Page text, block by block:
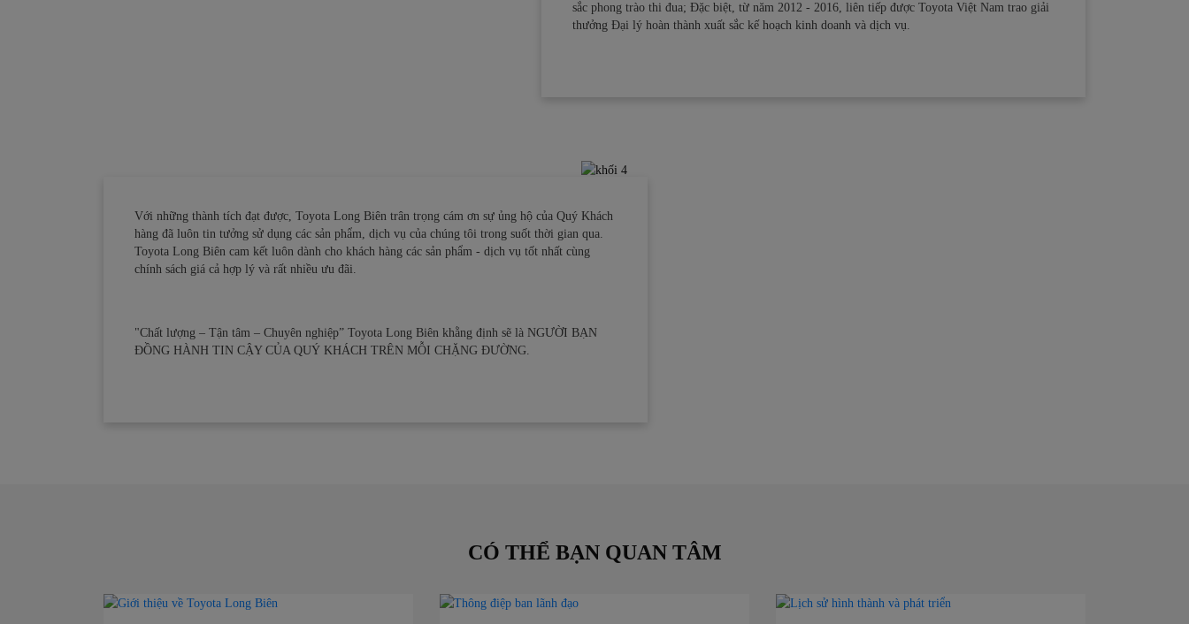
sắc phong trào thi đua; Đặc biệt, từ năm 2012 - 2016, liên tiếp được Toyota Việt Nam trao giải
thưởng Đại lý hoàn thành xuất sắc kế hoạch kinh doanh và dịch vụ.
Với những thành tích đạt được, Toyota Long Biên trân trọng cám ơn sự ủng hộ của Quý Khách
hàng đã luôn tin tưởng sử dụng các sản phẩm, dịch vụ của chúng tôi trong suốt thời gian qua.
Toyota Long Biên cam kết luôn dành cho khách hàng các sản phẩm - dịch vụ tốt nhất cùng
chính sách giá cả hợp lý và rất nhiều ưu đãi.
"Chất lượng – Tận tâm – Chuyên nghiệp” Toyota Long Biên khằng định sẽ là NGƯỜI BẠN
ĐỒNG HÀNH TIN CẬY CỦA QUÝ KHÁCH TRÊN MỖI CHẶNG ĐƯỜNG.
CÓ THỂ BẠN QUAN TÂM